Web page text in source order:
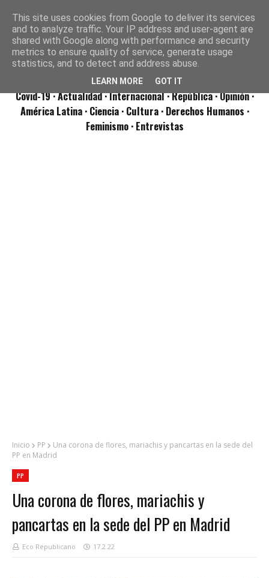
Covid-19· Actualidad· Internacional· República· Opinión·
América Latina · Ciencia · Cultura · Derechos Humanos ·
Feminismo · Entrevistas
Inicio PP
Una corona de flores, mariachis y pancartas en la sede del
PP en Madrid
PP
Una corona de flores, mariachis y
pancartas en la sede del PP en Madrid
Eco Republicano 17.2.22
This site uses cookies from Google to deliver its services
and to analyze traffic. Your IP address and user-agent are
shared with Google along with performance and security
metrics to ensure quality of service, generate usage
statistics, and to detect and address abuse.
LEARN MORE GOT IT